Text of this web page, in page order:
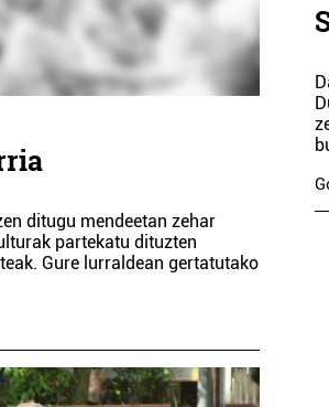
ditugu mendeetan zehar
partekatu dituzten
Gure lurraldean gertatutako